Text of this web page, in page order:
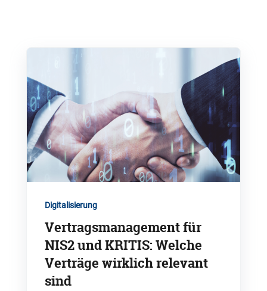
Digitalisierung
Vertragsmanagement für
NIS2 und KRITIS: Welche
Verträge wirklich relevant
sind